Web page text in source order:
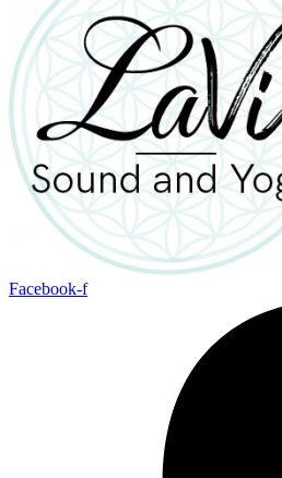
Facebook-f